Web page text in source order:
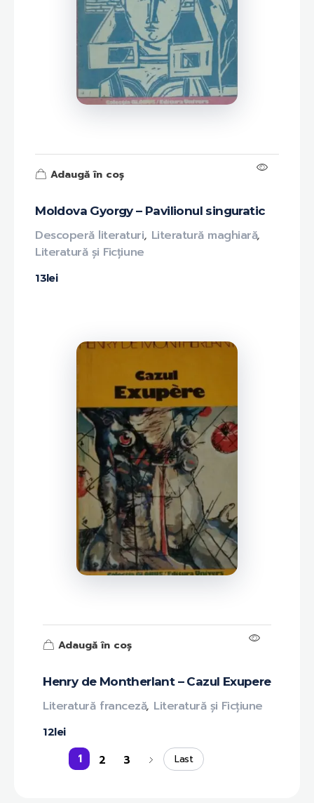
Moldova Gyorgy – Pavilionul singuratic
13lei
Descoperă literaturi, Literatură maghiară,
Literatură și Ficțiune
Adaugă în coș
Henry de Montherlant – Cazul Exupere
12lei
Literatură franceză, Literatură și Ficțiune
Adaugă în coș
1 2 3 Last